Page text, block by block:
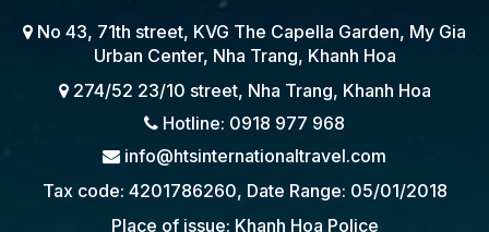
No 43, 71th street, KVG The Capella Garden, My Gia
Urban Center, Nha Trang, Khanh Hoa
274/52 23/10 street, Nha Trang, Khanh Hoa
Hotline: 0918 977 968
info@htsinternationaltravel.com
Tax code: 4201786260, Date Range: 05/01/2018
Place of issue: Khanh Hoa Police